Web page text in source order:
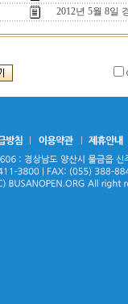
2012년 5월 8일